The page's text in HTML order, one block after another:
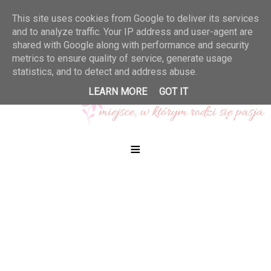
≡
This site uses cookies from Google to deliver its services
and to analyze traffic. Your IP address and user-agent are
shared with Google along with performance and security
metrics to ensure quality of service, generate usage
statistics, and to detect and address abuse.
LEARN MORE
GOT IT